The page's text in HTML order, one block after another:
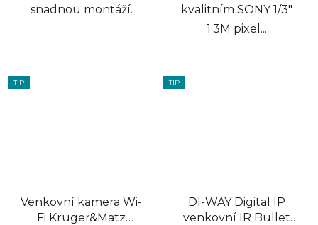
snadnou montáží.
kvalitním SONY 1/3"
1.3M pixel...
TIP
Venkovní kamera Wi-
Fi Kruger&Matz
TIP
DI-WAY Digital IP
venkovní IR Bullet